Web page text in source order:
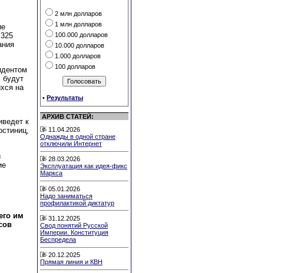
будут
на
к
им
2 млн долларов
1 млн долларов
100.000 долларов
10.000 долларов
1.000 долларов
100 долларов
• Результаты
АРХИВ СТАТЕЙ:
11.04.2026
Однажды в одной стране
отключили Интернет
28.03.2026
Эксплуатация как идея-фикс
Маркса
05.01.2026
Надо заниматься
профилактикой диктатур
31.12.2025
Свод понятий Русской
Империи. Конституция
Беспредела
20.12.2025
Прямая линия и КВН